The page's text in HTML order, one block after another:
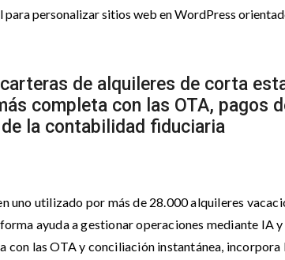
para personalizar sitios web en WordPress
de alquileres de corta
completa con las OTA, pagos
la contabilidad fiduciaria
uno utilizado por más de 28.000 alquileres
ayuda a gestionar operaciones mediante IA
con las OTA y conciliación instantánea,